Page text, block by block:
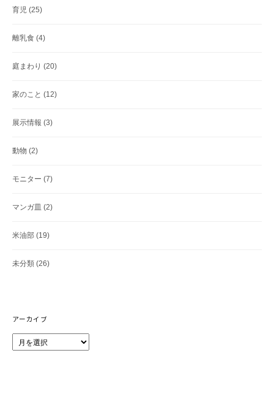
育児 (25)
離乳食 (4)
庭まわり (20)
家のこと (12)
展示情報 (3)
動物 (2)
モニター (7)
マンガ皿 (2)
米油部 (19)
未分類 (26)
アーカイブ
ー